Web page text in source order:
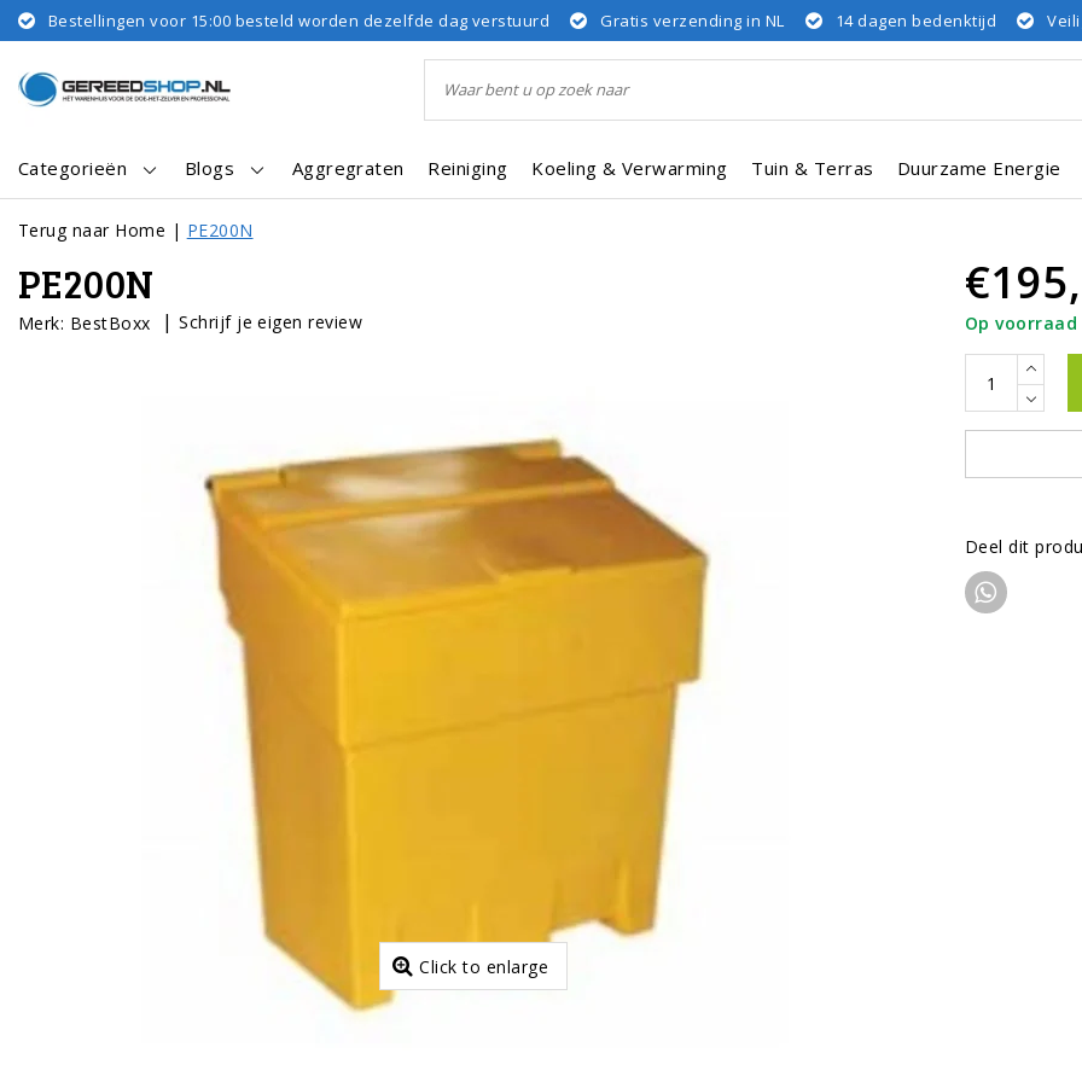
Bestellingen voor 15:00 besteld worden dezelfde dag verstuurd Gratis verzending in NL 14 dagen bedenktijd
Categorieën Blogs Aggregraten Reiniging Koeling & Verwarming Tuin & Terras Duurzame Energie
Terug naar Home | PE200N
PE200N
Merk: BestBoxx |Schrijf je eigen review
Click to enlarge
Op voorraad
Deel dit